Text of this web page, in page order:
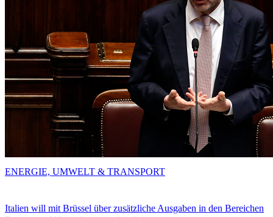
Italien will mit Brüssel über zusätzliche Ausgaben in den Bereichen
ENERGIE, UMWELT & TRANSPORT